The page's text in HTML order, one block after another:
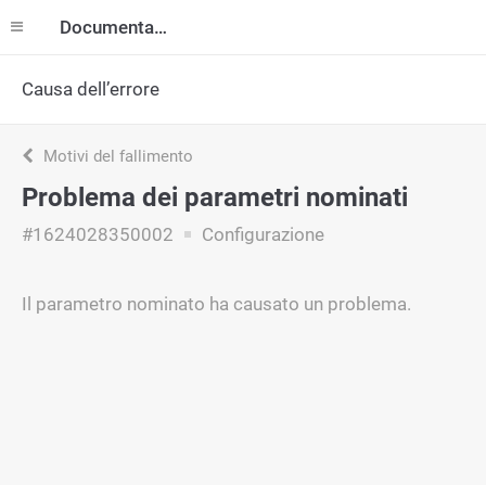
Documentazione
Causa dell’errore
Motivi del fallimento
Problema dei parametri nominati
#1624028350002 Configurazione
Il parametro nominato ha causato un problema.